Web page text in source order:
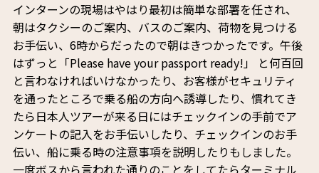
インターンの現場はやはり最初は簡単な部署を任され、
朝はタクシーのご案内、バスのご案内、荷物を見つける
お手伝い、6時からだったので朝はきつかったです。午後
はずっと「Please have your passport ready!」 と何百回
と言わなければいけなかったり、お客様がセキュリティ
を通ったところで乗る船の方向へ誘導したり、慣れてき
たら日本人ツアーが来る日にはチェックインの手前でア
ンケートの記入をお手伝いしたり、チェックインのお手
伝い、船に乗る時の注意事項を説明したりもしました。
一度ボスから言われた通りのことをしてたらターミナル